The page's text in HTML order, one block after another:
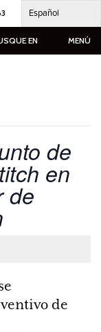
Español
EN MENÚ
de
en
de
de